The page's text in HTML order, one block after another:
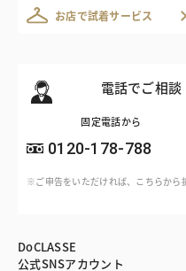
お店で試着サービス
電話でご相談
固定電話から
0120-178-788
※ご申告をいただければ、こちらから
DoCLASSE
公式SNSアカウント